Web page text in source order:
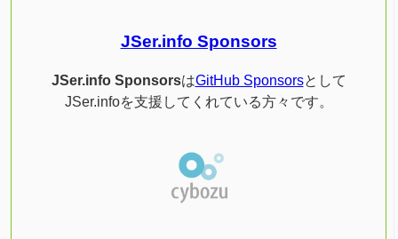
JSer.info Sponsors
JSer.info SponsorsはGitHub Sponsorsとして
JSer.infoを支援してくれている方々です。